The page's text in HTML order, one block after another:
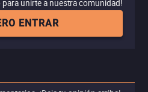
para unirte a nuestra comunidad!
ENTRAR